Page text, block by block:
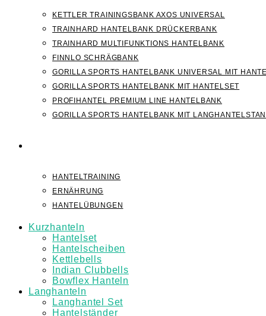
KETTLER TRAININGSBANK AXOS UNIVERSAL
TRAINHARD HANTELBANK DRÜCKERBANK
TRAINHARD MULTIFUNKTIONS HANTELBANK
FINNLO SCHRÄGBANK
GORILLA SPORTS HANTELBANK UNIVERSAL MIT
GORILLA SPORTS HANTELBANK MIT HANTELSET
PROFIHANTEL PREMIUM LINE HANTELBANK
GORILLA SPORTS HANTELBANK MIT
HANTELTRAINING
ERNÄHRUNG
HANTELÜBUNGEN
Kurzhanteln
Hantelset
Hantelscheiben
Kettlebells
Indian Clubbells
Bowflex Hanteln
Langhanteln
Langhantel Set
Hantelständer